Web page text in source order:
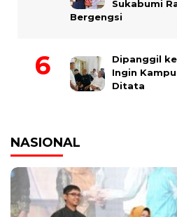
Sukabumi
Bergengsi
Dipanggil
Ingin
Ditata
NASIONAL